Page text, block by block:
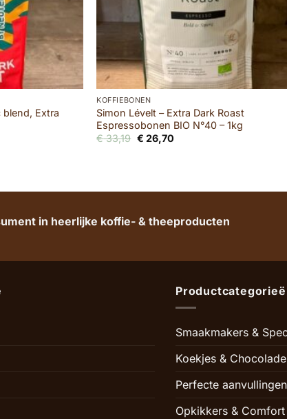
blend, Extra
KOFFIEBONEN
Simon Lévelt – Extra Dark Roast
Espressobonen BIO N°40 – 1kg
€33,19 Oorspronkelijke
€ 26,70Huidige
in heerlijke koffie- & theeproducten
Smaakmakers &
Koekjes & Chocolade
Perfecte aanvullingen
Opkikkers & Comfort